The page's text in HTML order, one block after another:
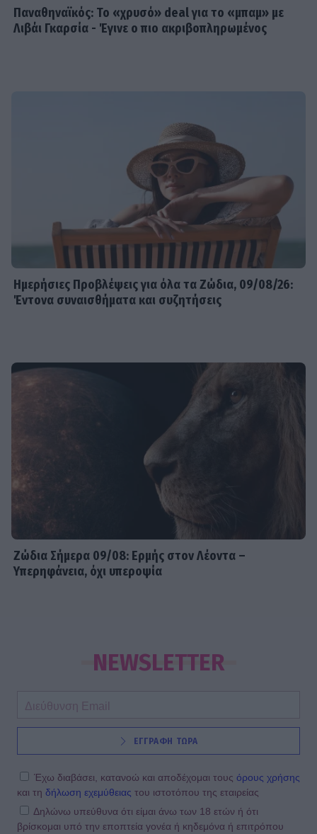
Παναθηναϊκός: Το «χρυσό» deal για το «μπαμ» με
Λιβάι Γκαρσία - Έγινε ο πιο ακριβοπληρωμένος
Ημερήσιες Προβλέψεις για όλα τα Ζώδια, 09/08/26:
Έντονα συναισθήματα και συζητήσεις
Ζώδια Σήμερα 09/08: Ερμής στον Λέοντα –
Υπερηφάνεια, όχι υπεροψία
NEWSLETTER
ΕΓΓΡΑΦΗ ΤΩΡΑ
Έχω διαβάσει, κατανοώ και αποδέχομαι τους όρους χρήσης
και τη δήλωση εχεμύθειας του ιστοτόπου της εταιρείας
Δηλώνω υπεύθυνα ότι είμαι άνω των 18 ετών ή ότι
βρίσκομαι υπό την εποπτεία γονέα ή κηδεμόνα ή επιτρόπου